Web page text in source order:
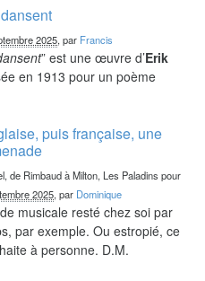
2025, par Francis
” est une œuvre d’Erik
en 1913 pour un poème
puis française, une
de Rimbaud à Milton, Les Paladins pour
2025, par Dominique
musicale resté chez soi par
par exemple. Ou estropié, ce
à personne. D.M.